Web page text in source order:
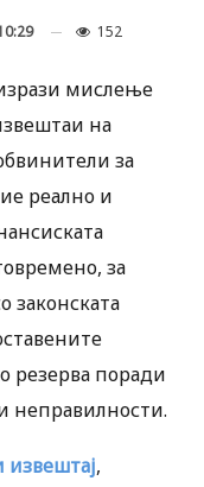
152
мислење
на
за
реално и
за
законската
резерва поради
неправилности.
извештај,